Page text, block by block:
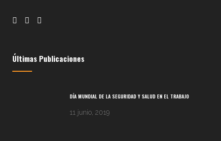
Últimas Publicaciones
DÍA MUNDIAL DE LA SEGURIDAD Y SALUD EN EL TRABAJO
11 junio, 2019